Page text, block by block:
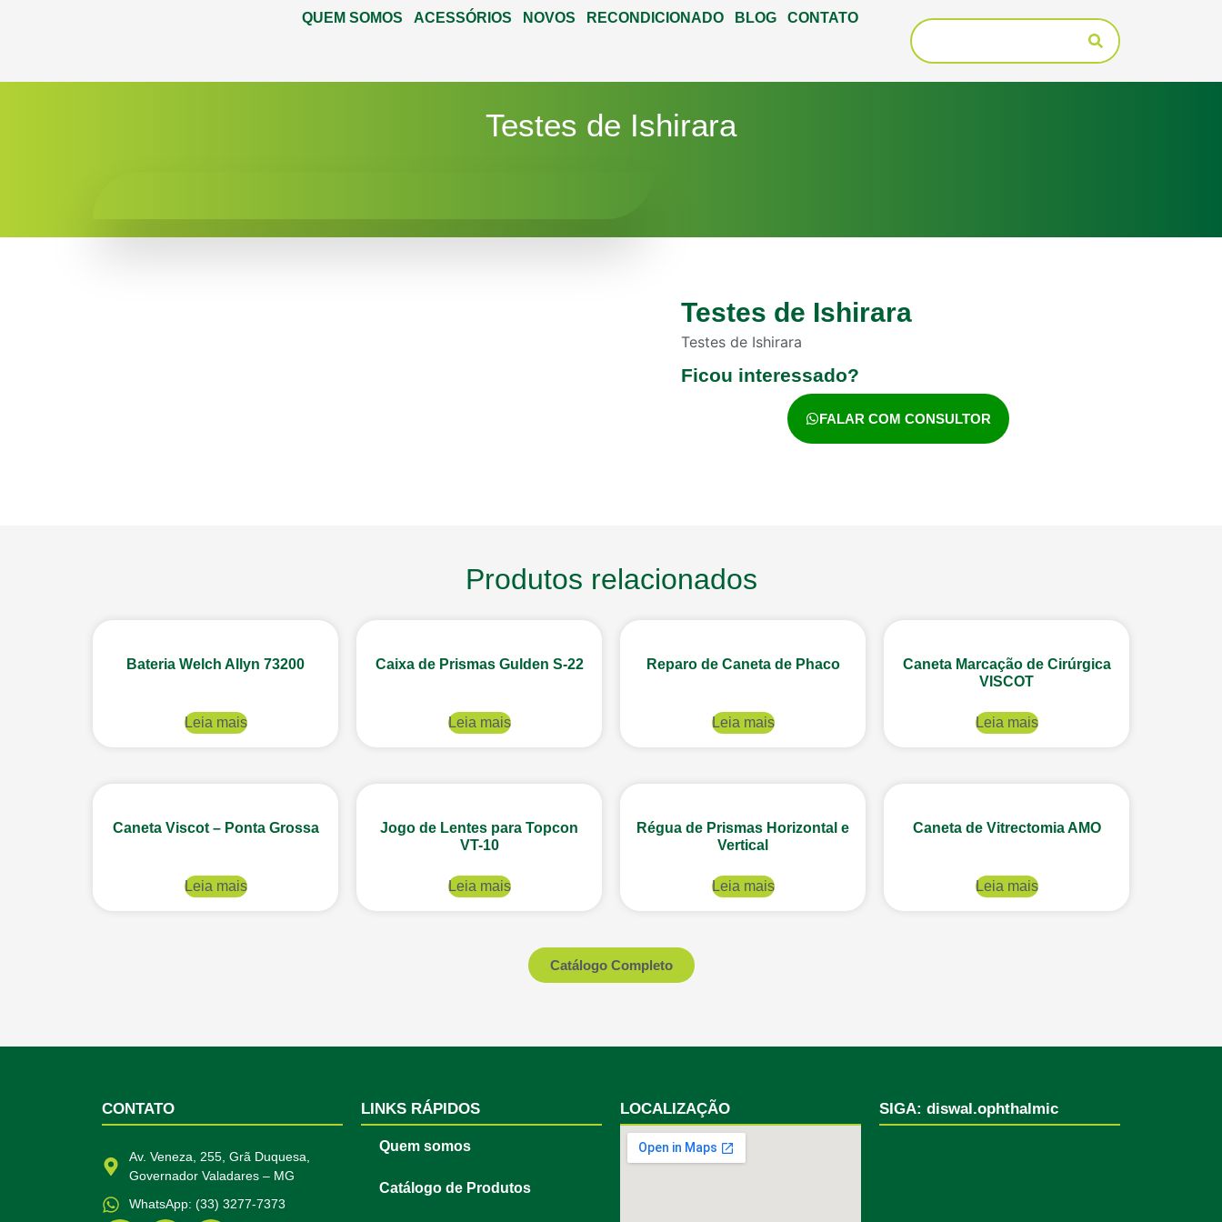
QUEM SOMOS ACESSÓRIOS NOVOS RECONDICIONADO BLOG CONTATO
Testes de Ishirara
Testes de Ishirara
Testes de Ishirara
Ficou interessado?
FALAR COM CONSULTOR
Produtos relacionados
Bateria Welch Allyn 73200
Leia mais
Caixa de Prismas Gulden S-22
Leia mais
Reparo de Caneta de Phaco
Leia mais
Caneta Marcação de Cirúrgica
VISCOT
Leia mais
Caneta Viscot – Ponta Grossa
Leia mais
Jogo de Lentes para Topcon
VT-10
Leia mais
Régua de Prismas Horizontal e
Vertical
Leia mais
Caneta de Vitrectomia AMO
Leia mais
Catálogo Completo
CONTATO
Av. Veneza, 255, Grã Duquesa,
Governador Valadares – MG
WhatsApp: (33) 3277-7373
LINKS RÁPIDOS
Quem somos
Catálogo de Produtos
LOCALIZAÇÃO SIGA: diswal.ophthalmic